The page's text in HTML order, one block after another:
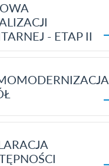
- ETAP II